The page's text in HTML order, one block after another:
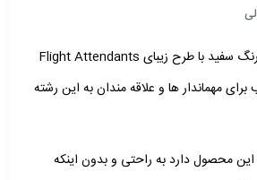
کاور کوسن مهمانداری به رنگ سفید با طرح زیبای Flight Attendants
مهماندار ها و علاقه مندان به این رشته
این محصول دارد به راحتی و بدون اینکه